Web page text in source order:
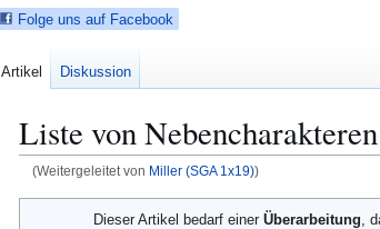
Liste von Nebencharakteren
(Weitergeleitet von Miller (SGA 1x19))
Dieser Artikel bedarf einer Überarbeitung ,
Folge uns auf Facebook
Artikel Diskussion